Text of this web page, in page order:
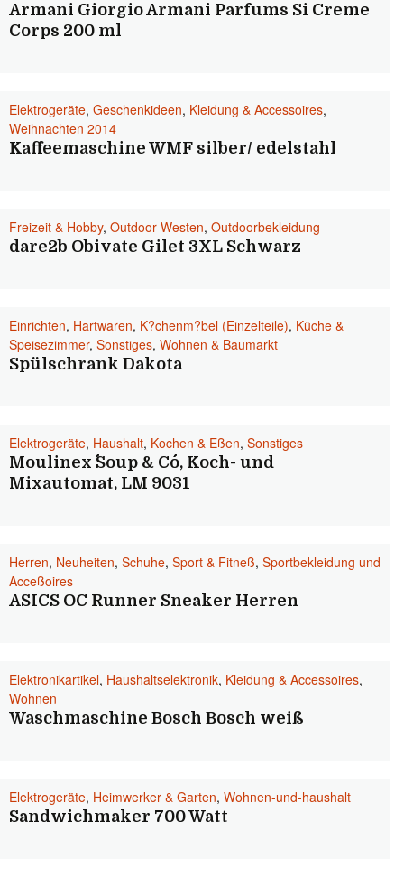
Armani Giorgio Armani Parfums Si Creme
Corps 200 ml
Elektrogeräte, Geschenkideen, Kleidung & Accessoires,
Weihnachten 2014
Kaffeemaschine WMF silber/ edelstahl
Freizeit & Hobby, Outdoor Westen, Outdoorbekleidung
dare2b Obivate Gilet 3XL Schwarz
Einrichten, Hartwaren, K?chenm?bel (Einzelteile), Küche &
Speisezimmer, Sonstiges, Wohnen & Baumarkt
Spülschrank Dakota
Elektrogeräte, Haushalt, Kochen & Eßen, Sonstiges
Moulinex ´´Soup & Co´´, Koch- und
Mixautomat, LM 9031
Herren, Neuheiten, Schuhe, Sport & Fitneß, Sportbekleidung und
Acceßoires
ASICS OC Runner Sneaker Herren
Elektronikartikel, Haushaltselektronik, Kleidung & Accessoires,
Wohnen
Waschmaschine Bosch Bosch weiß
Elektrogeräte, Heimwerker & Garten, Wohnen-und-haushalt
Sandwichmaker 700 Watt